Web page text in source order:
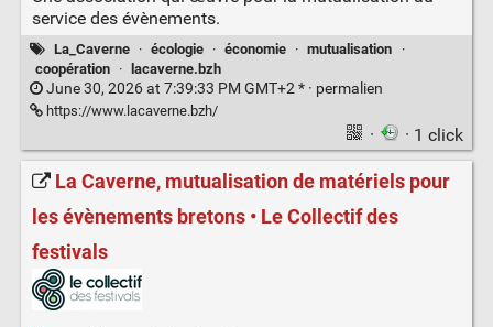
service des évènements.
La_Caverne · écologie · économie · mutualisation
·
coopération
· lacaverne.bzh
June 30, 2026 at 7:39:33 PM GMT+2 * · permalien
https://www.lacaverne.bzh/
· · 1 click
La Caverne, mutualisation de matériels pour
les évènements bretons • Le Collectif des
festivals